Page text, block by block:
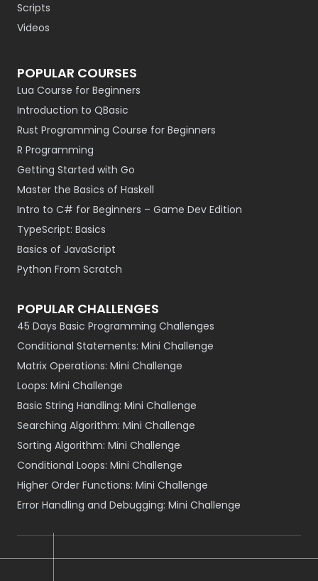
Scripts
Videos
POPULAR COURSES
Lua Course for Beginners
Introduction to QBasic
Rust Programming Course for Beginners
R Programming
Getting Started with Go
Master the Basics of Haskell
Intro to C# for Beginners – Game Dev Edition
TypeScript: Basics
Basics of JavaScript
Python From Scratch
POPULAR CHALLENGES
45 Days Basic Programming Challenges
Conditional Statements: Mini Challenge
Matrix Operations: Mini Challenge
Loops: Mini Challenge
Basic String Handling: Mini Challenge
Searching Algorithm: Mini Challenge
Sorting Algorithm: Mini Challenge
Conditional Loops: Mini Challenge
Higher Order Functions: Mini Challenge
Error Handling and Debugging: Mini Challenge